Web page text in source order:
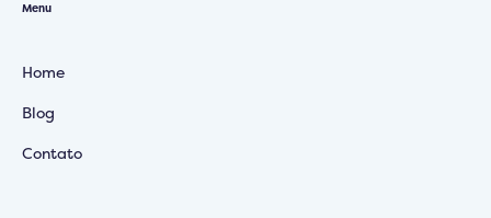
Menu
Home
Blog
Contato